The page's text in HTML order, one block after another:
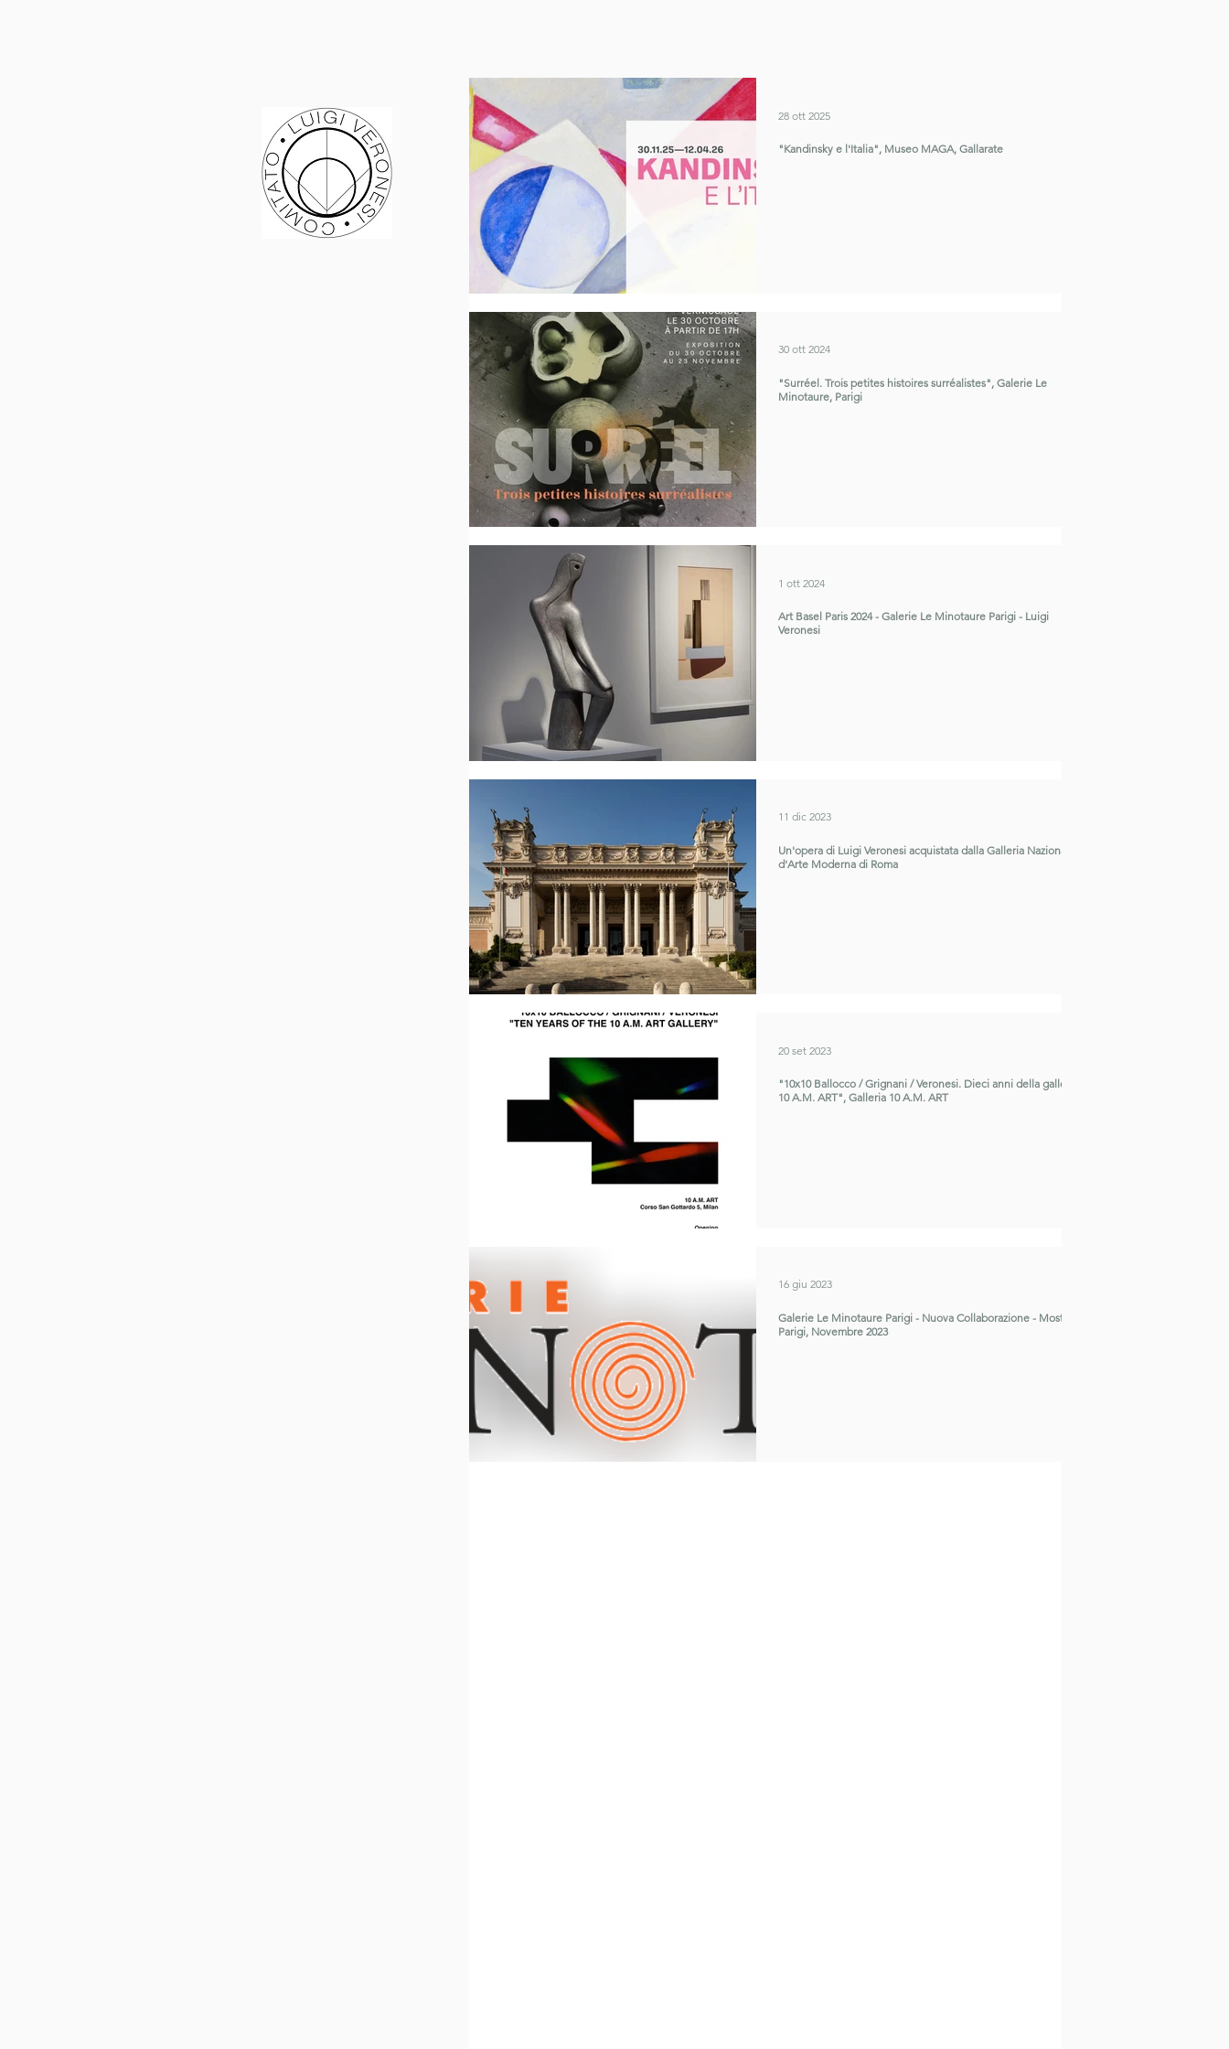
"Kandinsky e l'Italia", Museo MAGA, Gallarate
28 ott 2025
"Surréel. Trois petites histoires surréalistes", Galerie Le
Minotaure, Parigi
30 ott 2024
Art Basel Paris 2024 - Galerie Le Minotaure Parigi - Luigi
Veronesi
1 ott 2024
Un'opera di Luigi Veronesi acquistata dalla Galleria Nazionale
d'Arte Moderna di Roma
11 dic 2023
"10x10 Ballocco / Grignani / Veronesi. Dieci anni della galleria
10 A.M. ART", Galleria 10 A.M. ART
20 set 2023
Galerie Le Minotaure Parigi - Nuova Collaborazione - Mostra a
Parigi, Novembre 2023
16 giu 2023